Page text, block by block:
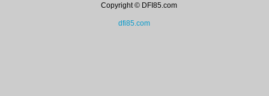
Copyright © DFI85.com
dfi85.com